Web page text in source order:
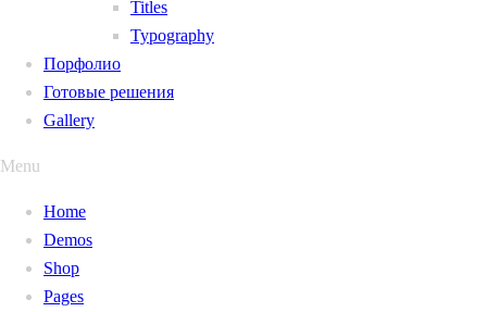
Titles
Typography
Порфолио
Готовые решения
Gallery
Menu
Home
Demos
Shop
Pages